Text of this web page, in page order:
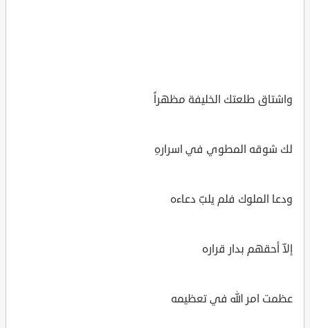
واشتاق طلعتك الخليفة مظهراً
لك شوقه المطوي في اسرارهِ
ودعا الملوك فلم يلبّ دعاءه
إلاّ أحقهم بدار قراره
عظمت امر الله في تعظيمه